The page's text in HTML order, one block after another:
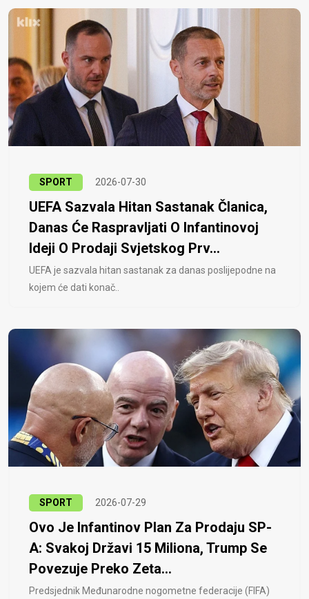
SPORT 2026-07-30
UEFA Sazvala Hitan Sastanak Članica,
Danas Će Raspravljati O Infantinovoj
Ideji O Prodaji Svjetskog Prv...
UEFA je sazvala hitan sastanak za danas poslijepodne na
kojem će dati konač..
SPORT 2026-07-29
Ovo Je Infantinov Plan Za Prodaju SP-
A: Svakoj Državi 15 Miliona, Trump Se
Povezuje Preko Zeta...
Predsjednik Međunarodne nogometne federacije (FIFA)